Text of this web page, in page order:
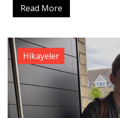
Read More
Hikayeler